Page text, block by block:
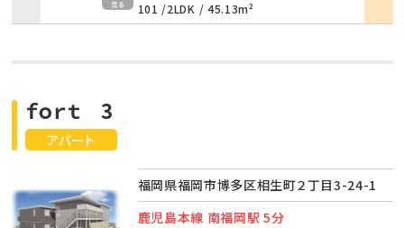
101 /2LDK / 45.13m²
アパート
ｆｏｒｔ 3
福岡県福岡市博多区相生町２丁目3-24-1
鹿児島本線 南福岡駅 5分